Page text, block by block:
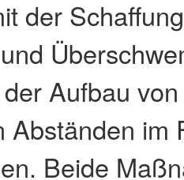
der
Aufbau
Abständen im
Beide